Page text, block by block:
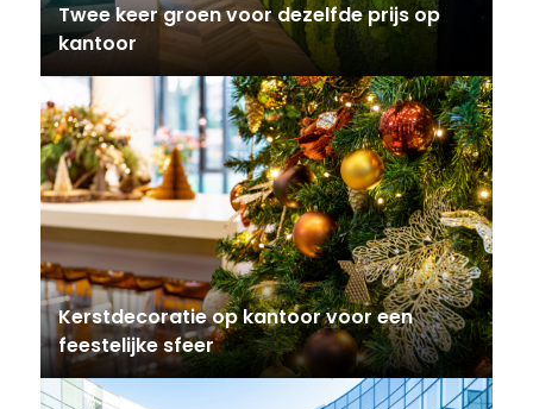
Twee keer groen voor dezelfde prijs op
kantoor
Kerstdecoratie op kantoor voor een
feestelijke sfeer